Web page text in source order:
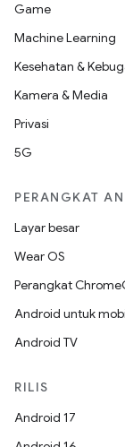
Game
Machine Learning
Kesehatan &
Kamera & Media
Privasi
5G
PERANGKAT
Layar besar
Wear OS
Perangkat
Android untuk
Android TV
RILIS
Android 17